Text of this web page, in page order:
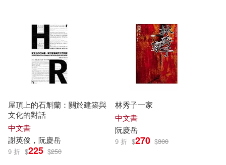
屋頂上的石斛蘭：關於建築與
文化的對話
中文書
謝英俊， 阮慶岳
9 折 $225 $250
林秀子一家
中文書
阮慶岳
9 折 $270 $300